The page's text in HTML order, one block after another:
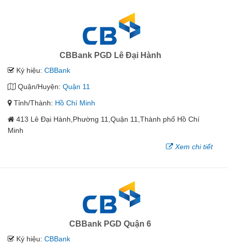
CBBank PGD Lê Đại Hành
Ký hiệu: CBBank
Quận/Huyện: Quận 11
Tỉnh/Thành: Hồ Chí Minh
413 Lê Đại Hành,Phường 11,Quận 11,Thành phố Hồ Chí
Minh
Xem chi tiết
CBBank PGD Quận 6
Ký hiệu: CBBank